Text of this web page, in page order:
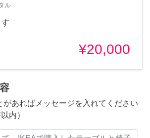
ル
¥20,000
があればメッセージを入れてください
内）